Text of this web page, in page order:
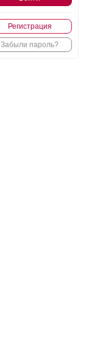
Регистрация
Забыли пароль?